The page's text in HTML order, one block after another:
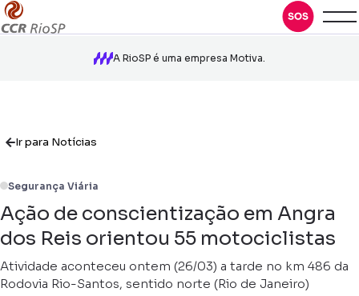
A RioSP é uma empresa Motiva.
Ir para Notícias
Segurança Viária
Ação de conscientização em Angra
dos Reis orientou 55 motociclistas
Atividade aconteceu ontem (26/03) a tarde no km 486 da
Rodovia Rio-Santos, sentido norte (Rio de Janeiro)